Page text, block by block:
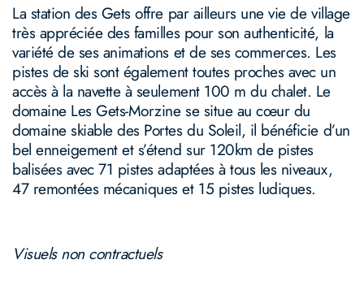
La station des Gets offre par ailleurs une vie de village
très appréciée des familles pour son authenticité, la
variété de ses animations et de ses commerces. Les
pistes de ski sont également toutes proches avec un
accès à la navette à seulement 100 m du chalet. Le
domaine Les Gets-Morzine se situe au cœur du
domaine skiable des Portes du Soleil, il bénéficie d’un
bel enneigement et s’étend sur 120km de pistes
balisées avec 71 pistes adaptées à tous les niveaux,
47 remontées mécaniques et 15 pistes ludiques.
Visuels non contractuels